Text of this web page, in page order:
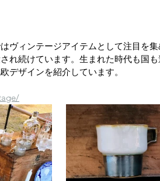
ヴィンテージアイテムとして注目を
れ続けています。生まれた時代も国
デザインを紹介しています。